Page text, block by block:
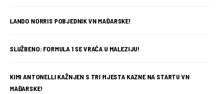
LANDO NORRIS POBJEDNIK VN MAĐARSKE!
SLUŽBENO: FORMULA 1 SE VRAĆA U MALEZIJU!
KIMI ANTONELLI KAŽNJEN S TRI MJESTA KAZNE NA STARTU VN
MAĐARSKE!